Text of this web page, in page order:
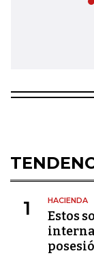
1 HACIENDA
Estos